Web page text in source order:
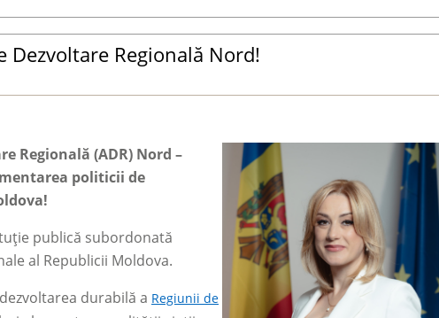
Regională Nord!
Regională (ADR) Nord –
politicii de
publică subordonată
al Republicii Moldova.
durabilă a Regiunii de